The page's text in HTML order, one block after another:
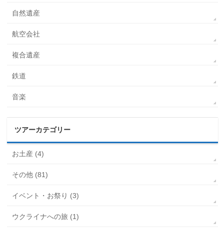
自然遺産
航空会社
複合遺産
鉄道
音楽
ツアーカテゴリー
お土産 (4)
その他 (81)
イベント・お祭り (3)
ウクライナへの旅 (1)